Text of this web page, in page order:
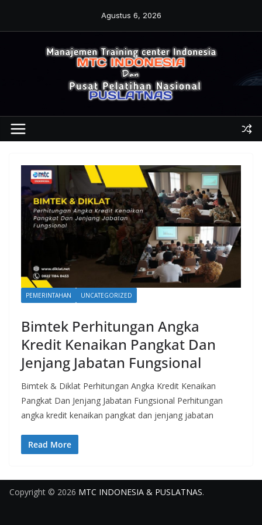
Agustus 6, 2026
PEMERINTAHAN UNCATEGORIZED
Bimtek Perhitungan Angka
Kredit Kenaikan Pangkat Dan
Jenjang Jabatan Fungsional
Bimtek & Diklat Perhitungan Angka Kredit Kenaikan
Pangkat Dan Jenjang Jabatan Fungsional Perhitungan
angka kredit kenaikan pangkat dan jenjang jabatan
Read More
Copyright © 2026 MTC INDONESIA & PUSLATNAS.